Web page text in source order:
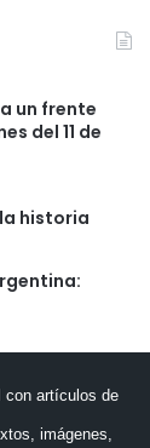
un frente
del 11 de
historia
con artículos de
imágenes,